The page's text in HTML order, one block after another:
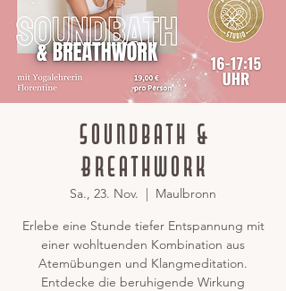
Soundbath &
Breathwork
Sa., 23. Nov.
  |
Maulbronn
Erlebe eine Stunde tiefer Entspannung mit
einer wohltuenden Kombination aus
Atemübungen und Klangmeditation.
Entdecke die beruhigende Wirkung